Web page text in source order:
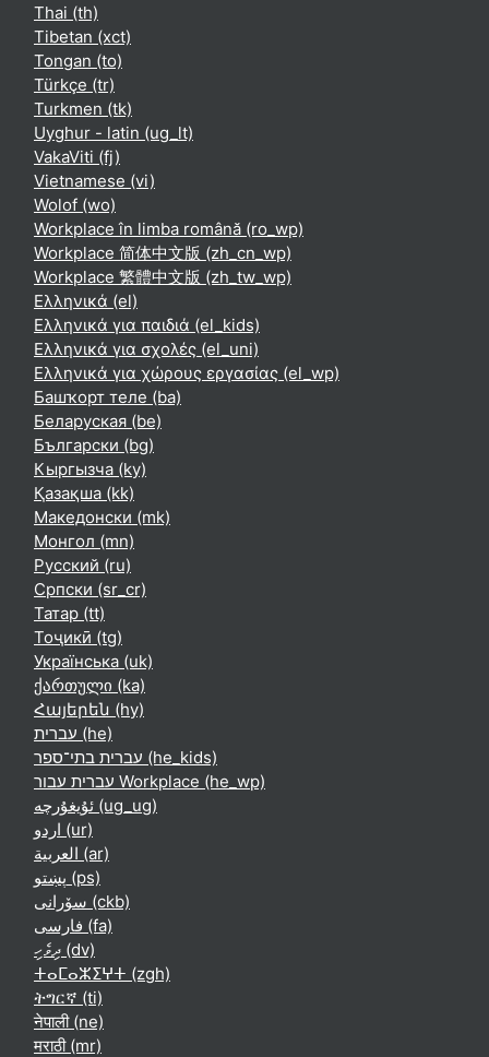
Thai ‎(th)‎
Tibetan ‎(xct)‎
Tongan ‎(to)‎
Türkçe ‎(tr)‎
Turkmen ‎(tk)‎
Uyghur - latin ‎(ug_lt)‎
VakaViti ‎(fj)‎
Vietnamese ‎(vi)‎
Wolof ‎(wo)‎
Workplace în limba română ‎(ro_wp)‎
Workplace 简体中文版 ‎(zh_cn_wp)‎
Workplace 繁體中文版 ‎(zh_tw_wp)‎
Ελληνικά ‎(el)‎
Ελληνικά για παιδιά ‎(el_kids)‎
Ελληνικά για σχολές ‎(el_uni)‎
Ελληνικά για χώρους εργασίας ‎(el_wp)‎
Башҡорт теле ‎(ba)‎
Беларуская ‎(be)‎
Български ‎(bg)‎
Кыргызча ‎(ky)‎
Қазақша ‎(kk)‎
Македонски ‎(mk)‎
Монгол ‎(mn)‎
Русский ‎(ru)‎
Српски ‎(sr_cr)‎
Татар ‎(tt)‎
Тоҷикӣ ‎(tg)‎
Українська ‎(uk)‎
ქართული ‎(ka)‎
Հայերեն ‎(hy)‎
עברית ‎(he)‎
עברית בתי־ספר ‎(he_kids)‎
עברית עבור Workplace ‎(he_wp)‎
ئۇيغۇرچە ‎(ug_ug)‎
اردو ‎(ur)‎
العربية ‎(ar)‎
پښتو ‎(ps)‎
سۆرانی ‎(ckb)‎
فارسی ‎(fa)‎
ދިވެހި ‎(dv)‎
ⵜⴰⵎⴰⵣⵉⵖⵜ ‎(zgh)‎
ትግርኛ ‎(ti)‎
नेपाली ‎(ne)‎
मराठी ‎(mr)‎